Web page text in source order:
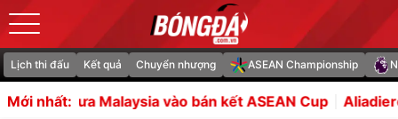
Lịch thi đấu Kết quả Chuyển nhượng ASEAN Championship
Mới nhất:
bán kết ASEAN Cup Aliadiere: Pedro Neto là sự